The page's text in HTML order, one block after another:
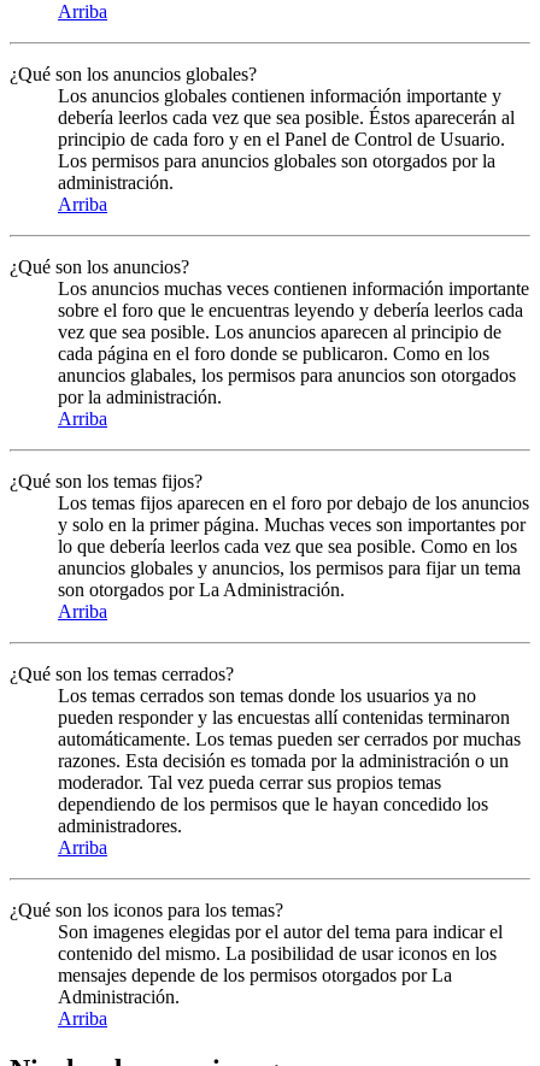
Arriba
¿Qué son los anuncios globales?
Los anuncios globales contienen información importante y
debería leerlos cada vez que sea posible. Éstos aparecerán al
principio de cada foro y en el Panel de Control de Usuario.
Los permisos para anuncios globales son otorgados por la
administración.
Arriba
¿Qué son los anuncios?
Los anuncios muchas veces contienen información importante
sobre el foro que le encuentras leyendo y debería leerlos cada
vez que sea posible. Los anuncios aparecen al principio de
cada página en el foro donde se publicaron. Como en los
anuncios glabales, los permisos para anuncios son otorgados
por la administración.
Arriba
¿Qué son los temas fijos?
Los temas fijos aparecen en el foro por debajo de los anuncios
y solo en la primer página. Muchas veces son importantes por
lo que debería leerlos cada vez que sea posible. Como en los
anuncios globales y anuncios, los permisos para fijar un tema
son otorgados por La Administración.
Arriba
¿Qué son los temas cerrados?
Los temas cerrados son temas donde los usuarios ya no
pueden responder y las encuestas allí contenidas terminaron
automáticamente. Los temas pueden ser cerrados por muchas
razones. Esta decisión es tomada por la administración o un
moderador. Tal vez pueda cerrar sus propios temas
dependiendo de los permisos que le hayan concedido los
administradores.
Arriba
¿Qué son los iconos para los temas?
Son imagenes elegidas por el autor del tema para indicar el
contenido del mismo. La posibilidad de usar iconos en los
mensajes depende de los permisos otorgados por La
Administración.
Arriba